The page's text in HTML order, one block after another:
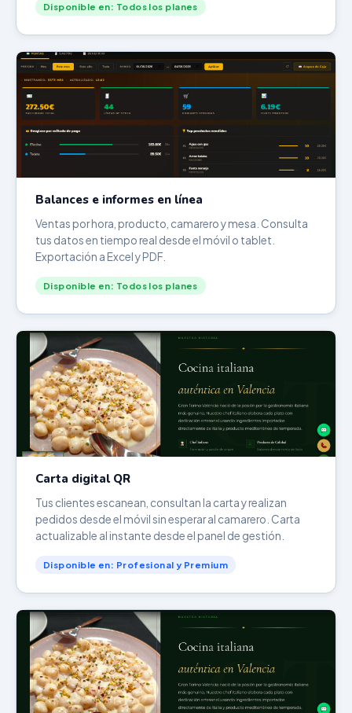
Disponible en: Todos los planes
Balances e informes en línea
Ventas por hora, producto, camarero y mesa. Consulta
tus datos en tiempo real desde el móvil o tablet.
Exportación a Excel y PDF.
Disponible en: Todos los planes
Carta digital QR
Tus clientes escanean, consultan la carta y realizan
pedidos desde el móvil sin esperar al camarero. Carta
actualizable al instante desde el panel de gestión.
Disponible en: Profesional y Premium